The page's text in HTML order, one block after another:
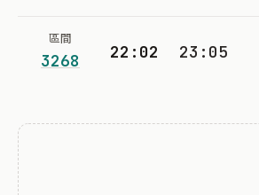
區間
3268 22:02 23:05